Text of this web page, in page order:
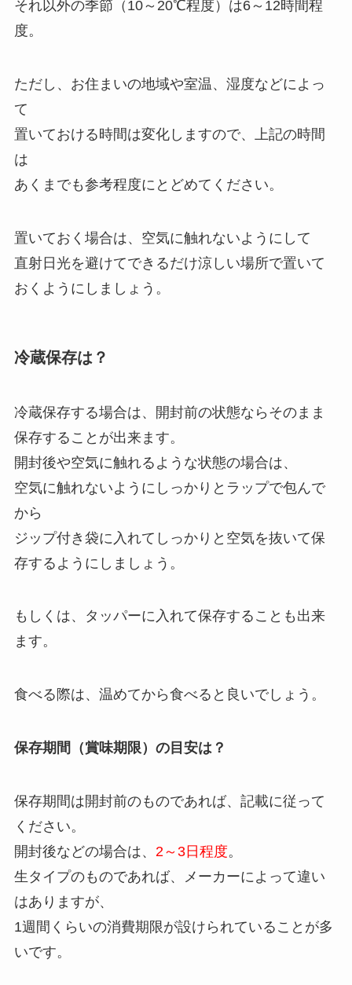
それ以外の季節（10～20℃程度）は6～12時間程
度。
ただし、お住まいの地域や室温、湿度などによっ
て
置いておける時間は変化しますので、上記の時間
は
あくまでも参考程度にとどめてください。
置いておく場合は、空気に触れないようにして
直射日光を避けてできるだけ涼しい場所で置いて
おくようにしましょう。
冷蔵保存は？
冷蔵保存する場合は、開封前の状態ならそのまま
保存することが出来ます。
開封後や空気に触れるような状態の場合は、
空気に触れないようにしっかりとラップで包んで
から
ジップ付き袋に入れてしっかりと空気を抜いて保
存するようにしましょう。
もしくは、タッパーに入れて保存することも出来
ます。
食べる際は、温めてから食べると良いでしょう。
保存期間（賞味期限）の目安は？
保存期間は開封前のものであれば、記載に従って
ください。
開封後などの場合は、 2～3日程度。
生タイプのものであれば、メーカーによって違い
はありますが、
1週間くらいの消費期限が設けられていることが多
いです。